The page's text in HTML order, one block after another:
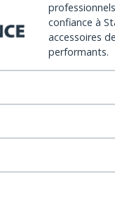
confiance à
accessoires
performants.